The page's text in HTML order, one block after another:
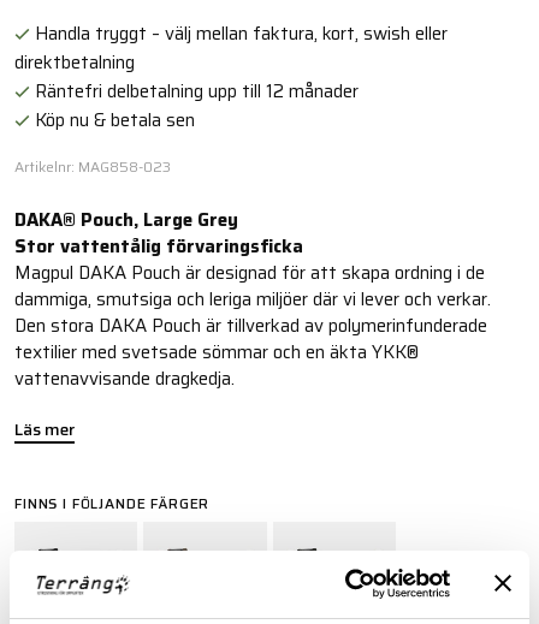
Handla tryggt – välj mellan faktura, kort, swish eller
direktbetalning
Räntefri delbetalning upp till 12 månader
Köp nu & betala sen
Artikelnr: MAG858-023
DAKA® Pouch, Large Grey
Stor vattentålig förvaringsficka
Magpul DAKA Pouch är designad för att skapa ordning i de
dammiga, smutsiga och leriga miljöer där vi lever och verkar.
Den stora DAKA Pouch är tillverkad av polymerinfunderade
textilier med svetsade sömmar och en äkta YKK®
vattenavvisande dragkedja.
Läs mer
FINNS I FÖLJANDE FÄRGER